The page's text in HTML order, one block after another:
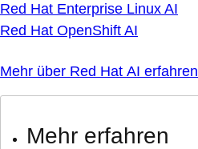
Red Hat Enterprise Linux AI
Red Hat OpenShift AI
Mehr über Red Hat AI erfahren
Mehr erfahren